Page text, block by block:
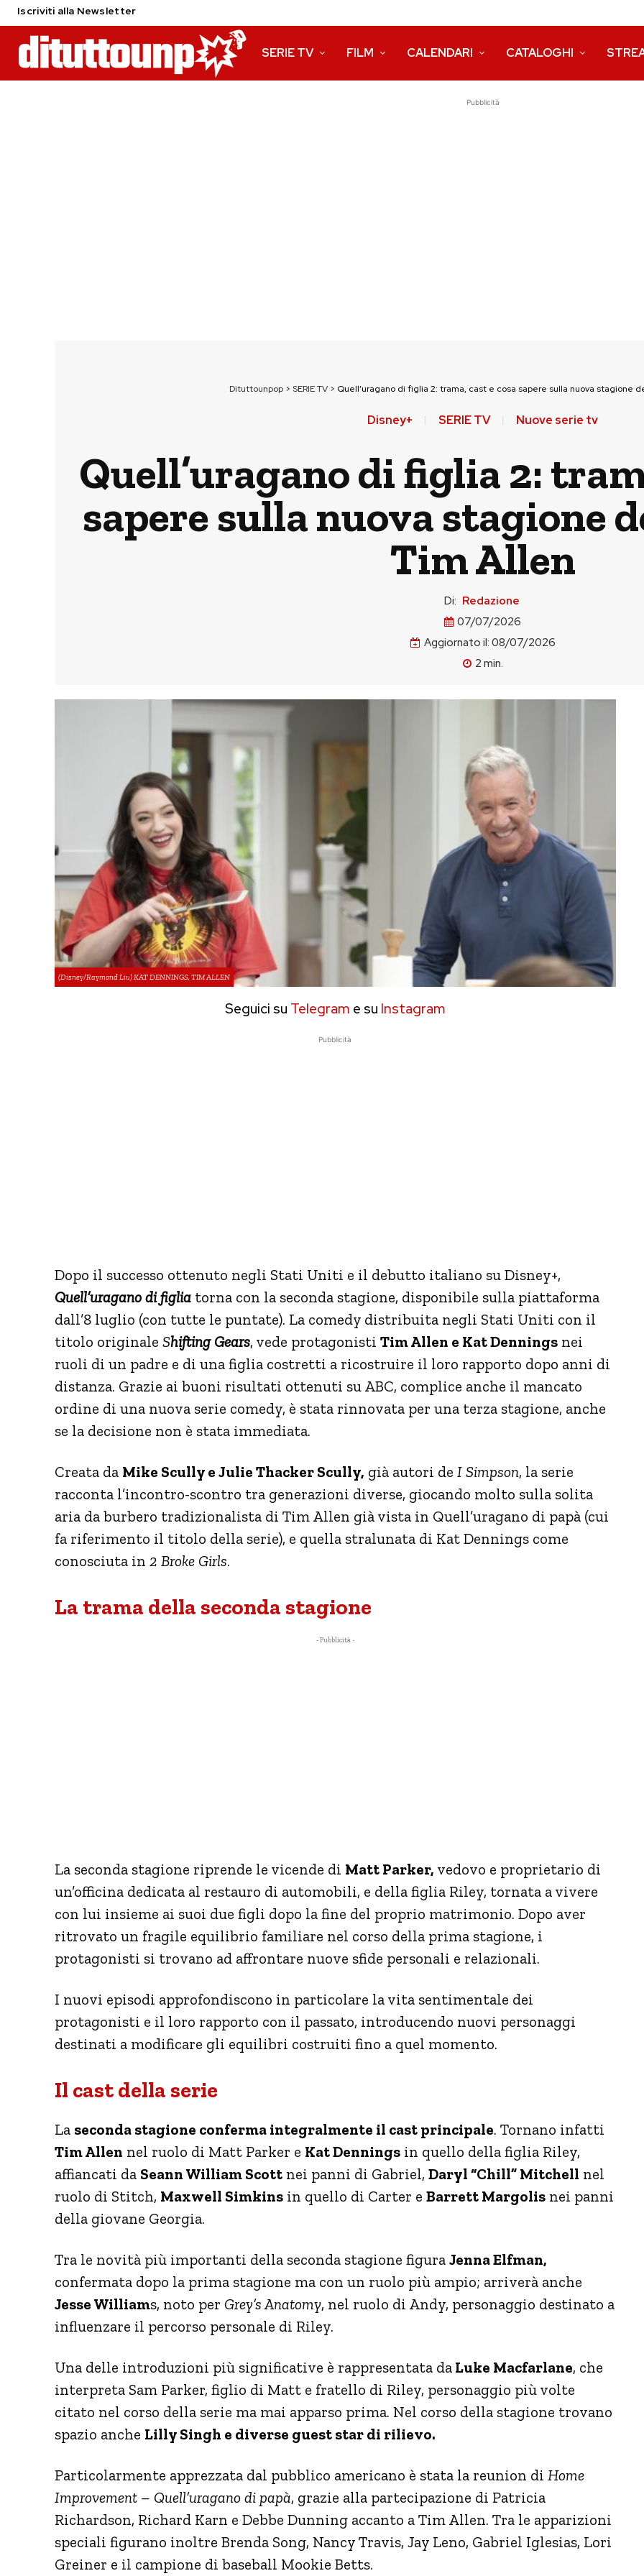
Iscriviti alla Newsletter
SERIE TV FILM CALENDARI CATALOGHI
Pubblicità
Dituttounpop> SERIE TV> Quell’uragano di figlia 2: trama, cast e cosa sapere sulla nuova stagione
Disney+ SERIE TV Nuove serie tv
Quell’uragano di figlia 2:
sapere sulla nuova stagione
Tim Allen
Di: Redazione
07/07/2026
Aggiornato il: 08/07/2026
2 min.
(Disney/Raymond Liu) KAT DENNINGS, TIM ALLEN
Seguici su Telegram e su Instagram
Pubblicità
Dopo il successo ottenuto negli Stati Uniti e il debutto italiano su Disney+,
Quell’uragano di figlia torna con la seconda stagione, disponibile sulla piattaforma
dall’8 luglio (con tutte le puntate). La comedy distribuita negli Stati Uniti con il
titolo originale Shifting Gears, vede protagonisti Tim Allen e Kat Dennings nei
ruoli di un padre e di una figlia costretti a ricostruire il loro rapporto dopo anni di
distanza. Grazie ai buoni risultati ottenuti su ABC, complice anche il mancato
ordine di una nuova serie comedy, è stata rinnovata per una terza stagione, anche
se la decisione non è stata immediata.
Creata da Mike Scully e Julie Thacker Scully, già autori de I Simpson, la serie
racconta l’incontro-scontro tra generazioni diverse, giocando molto sulla solita
aria da burbero tradizionalista di Tim Allen già vista in Quell’uragano di papà (cui
fa riferimento il titolo della serie), e quella stralunata di Kat Dennings come
conosciuta in 2 Broke Girls.
La trama della seconda stagione
- Pubblicità -
La seconda stagione riprende le vicende di Matt Parker, vedovo e proprietario di
un’officina dedicata al restauro di automobili, e della figlia Riley, tornata a vivere
con lui insieme ai suoi due figli dopo la fine del proprio matrimonio. Dopo aver
ritrovato un fragile equilibrio familiare nel corso della prima stagione, i
protagonisti si trovano ad affrontare nuove sfide personali e relazionali.
I nuovi episodi approfondiscono in particolare la vita sentimentale dei
protagonisti e il loro rapporto con il passato, introducendo nuovi personaggi
destinati a modificare gli equilibri costruiti fino a quel momento.
Il cast della serie
La seconda stagione conferma integralmente il cast principale. Tornano infatti
Tim Allen nel ruolo di Matt Parker e Kat Dennings in quello della figlia Riley,
affiancati da Seann William Scott nei panni di Gabriel, Daryl “Chill” Mitchell nel
ruolo di Stitch, Maxwell Simkins in quello di Carter e Barrett Margolis nei panni
della giovane Georgia.
Tra le novità più importanti della seconda stagione figura Jenna Elfman,
confermata dopo la prima stagione ma con un ruolo più ampio; arriverà anche
Jesse Williams, noto per Grey’s Anatomy, nel ruolo di Andy, personaggio destinato a
influenzare il percorso personale di Riley.
Una delle introduzioni più significative è rappresentata da Luke Macfarlane, che
interpreta Sam Parker, figlio di Matt e fratello di Riley, personaggio più volte
citato nel corso della serie ma mai apparso prima. Nel corso della stagione trovano
spazio anche Lilly Singh e diverse guest star di rilievo.
Particolarmente apprezzata dal pubblico americano è stata la reunion di Home
Improvement – Quell’uragano di papà, grazie alla partecipazione di Patricia
Richardson, Richard Karn e Debbe Dunning accanto a Tim Allen. Tra le apparizioni
speciali figurano inoltre Brenda Song, Nancy Travis, Jay Leno, Gabriel Iglesias, Lori
Greiner e il campione di baseball Mookie Betts.